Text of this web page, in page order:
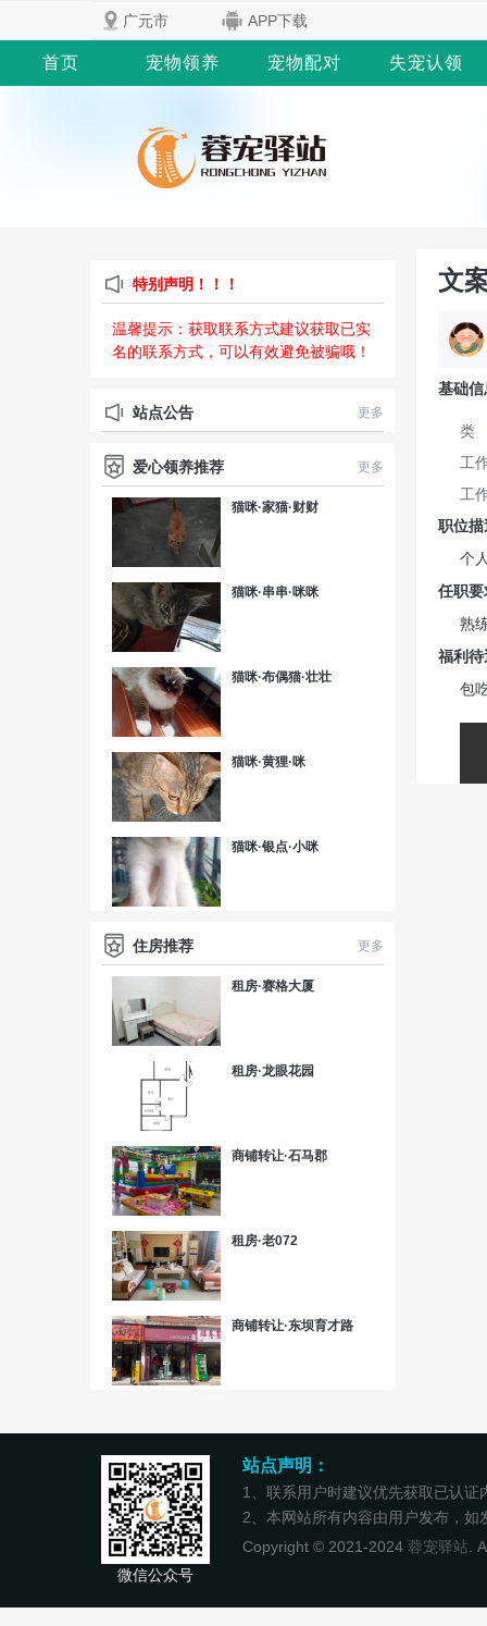
广元市 APP下载
首页 宠物领养 宠物配对 失宠认领
特别声明！！！
温馨提示：获取联系方式建议获取已实
名的联系方式，可以有效避免被骗哦！
站点公告 更多
爱心领养推荐 更多
猫咪·家猫·财财
猫咪·串串·咪咪
猫咪·布偶猫·壮壮
猫咪·黄狸·咪
猫咪·银点·小咪
住房推荐 更多
租房·赛格大厦
租房·龙眼花园
商铺转让·石马郡
租房·老072
商铺转让·东坝育才路
文
基础信
类
工
工
职位描
个
任职要
熟
福利待
包
微信公众号
站点声明：
1、联系用户时建议优先获取已认
2、本网站所有内容由用户发布，
Copyright © 2021-2024 蓉宠驿站.